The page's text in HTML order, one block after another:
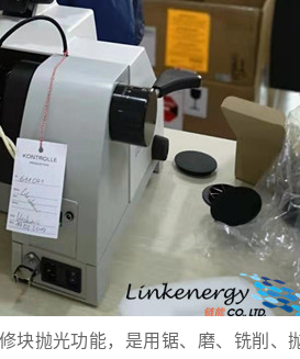
块抛光功能，是用锯、磨、铣削、